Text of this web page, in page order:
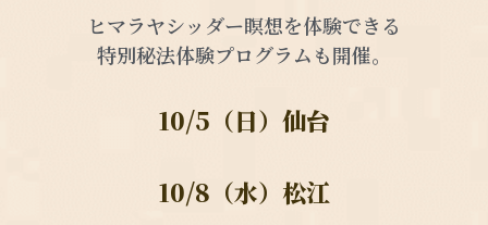
ヒマラヤシッダー瞑想を体験できる
特別秘法体験プログラムも開催。
10/5（日）仙台
10/8（水）松江